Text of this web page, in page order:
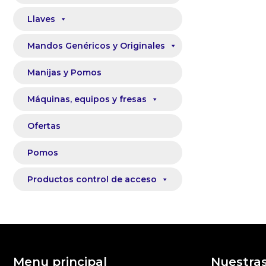
Llaves
Mandos Genéricos y Originales
Manijas y Pomos
Máquinas, equipos y fresas
Ofertas
Pomos
Productos control de acceso
Menu principal